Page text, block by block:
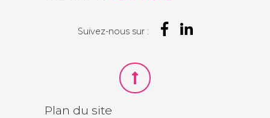
Suivez-nous sur :
Plan du site